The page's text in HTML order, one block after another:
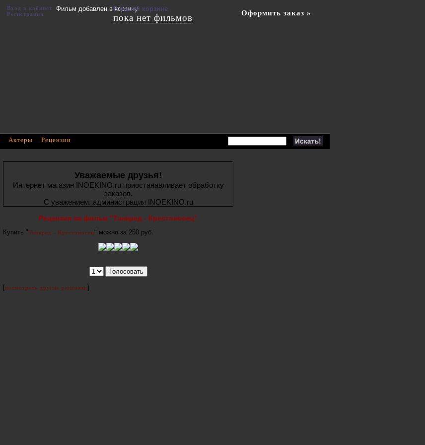
Уважаемые друзья!
Интернет магазин INOEKINO.ru приостанавливает обработку
заказов.
С уважением, администрация INOEKINO.ru
Рецензия на фильм "Танкред - Крестоносец"
Купить "Танкред - Крестоносец " можно за 250 руб.
[посмотреть другие рецензии]
Актеры Рецензии
Фильм добавлен в корзину
Вход в кабинет
Регистрация
В вашей корзине
пока нет фильмов Оформить заказ »